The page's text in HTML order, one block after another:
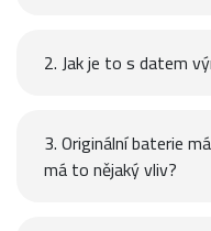
2. Jak je to s datem
3. Originální baterie
má to nějaký vliv?